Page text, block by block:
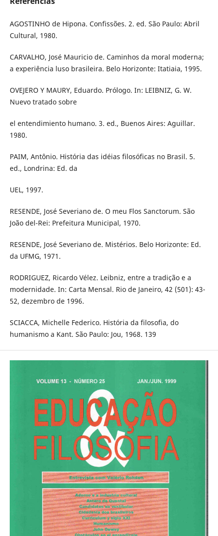
AGOSTINHO de Hipona. Confissões. 2. ed. São Paulo: Abril
Cultural, 1980.
CARVALHO, José Mauricio de. Caminhos da moral moderna;
a experiência luso brasileira. Belo Horizonte: Itatiaia, 1995.
OVEJERO Y MAURY, Eduardo. Prólogo. In: LEIBNIZ, G. W.
Nuevo tratado sobre
el entendimiento humano. 3. ed., Buenos Aires: Aguillar.
1980.
PAIM, Antônio. História das idéias filosóficas no Brasil. 5.
ed., Londrina: Ed. da
UEL, 1997.
RESENDE, José Severiano de. O meu Flos Sanctorum. São
João del-Rei: Prefeitura Municipal, 1970.
RESENDE, José Severiano de. Mistérios. Belo Horizonte: Ed.
da UFMG, 1971.
RODRIGUEZ, Ricardo Vélez. Leibniz, entre a tradição e a
modernidade. In: Carta Mensal. Rio de Janeiro, 42 (501): 43-
52, dezembro de 1996.
SCIACCA, Michelle Federico. História da filosofia, do
humanismo a Kant. São Paulo: Jou, 1968. 139